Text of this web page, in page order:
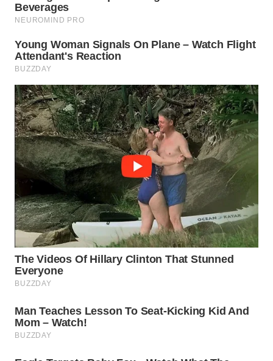
KARO
WN
SIMALUNGUN
WN
LABUHANBATU
WN
TAPANULI
TENGAH
WN DELI
SERDANG
WN
TEBING
TINGGI
WN